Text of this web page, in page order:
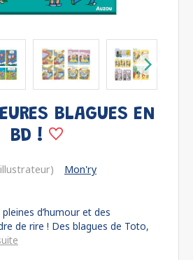
BLAGUES EN
BD !
Mon'ry
d’humour et des
de rire ! Des blagues de Toto,